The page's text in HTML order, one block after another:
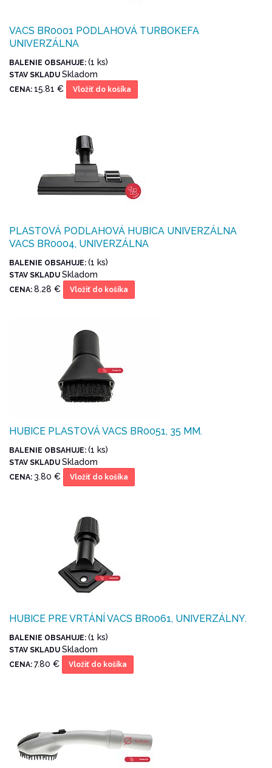
VACS BR0001 PODLAHOVÁ TURBOKEFA
UNIVERZÁLNA
BALENIE OBSAHUJE: (1 ks)
STAV SKLADU Skladom
CENA: 15.81 € Vložiť do košíka
PLASTOVÁ PODLAHOVÁ HUBICA UNIVERZÁLNA
VACS BR0004, UNIVERZÁLNA
BALENIE OBSAHUJE: (1 ks)
STAV SKLADU Skladom
CENA: 8.28 € Vložiť do košíka
HUBICE PLASTOVÁ VACS BR0051, 35 MM.
BALENIE OBSAHUJE: (1 ks)
STAV SKLADU Skladom
CENA: 3.80 € Vložiť do košíka
HUBICE PRE VRTÁNÍ VACS BR0061, UNIVERZÁLNY.
BALENIE OBSAHUJE: (1 ks)
STAV SKLADU Skladom
CENA: 7.80 € Vložiť do košíka